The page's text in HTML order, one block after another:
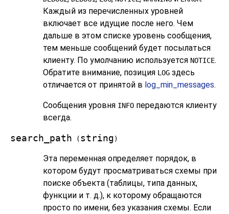
Каждый из перечисленных уровней
включает все идущие после него. Чем
дальше в этом списке уровень сообщения,
тем меньше сообщений будет посылаться
клиенту. По умолчанию используется NOTICE.
Обратите внимание, позиция LOG здесь
отличается от принятой в log_min_messages.
Сообщения уровня INFO передаются клиенту
всегда.
search_path ( string )
Эта переменная определяет порядок, в
котором будут просматриваться схемы при
поиске объекта (таблицы, типа данных,
функции и т. д.), к которому обращаются
просто по имени, без указания схемы. Если